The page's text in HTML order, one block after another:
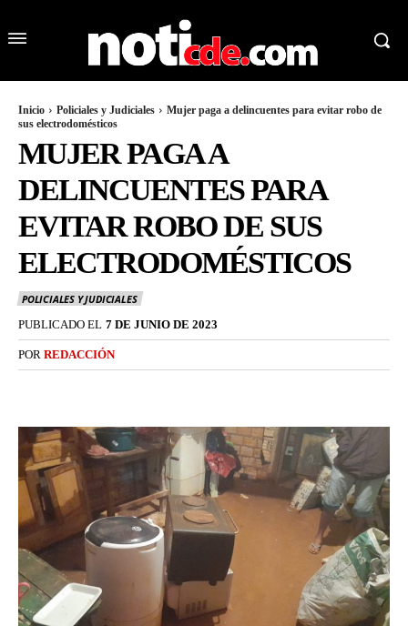
Inicio Policiales y Judiciales
Mujer paga a delincuentes para evitar robo de
sus electrodomésticos
MUJER PAGA A
DELINCUENTES PARA
EVITAR ROBO DE SUS
ELECTRODOMÉSTICOS
POLICIALES Y JUDICIALES
PUBLICADO EL 7 DE JUNIO DE 2023
POR REDACCIÓN